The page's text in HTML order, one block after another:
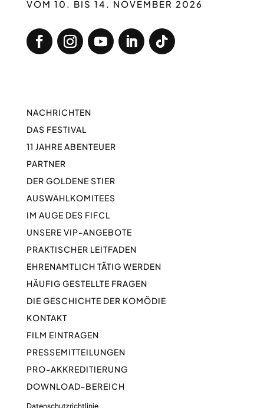
VOM 10. BIS 14. NOVEMBER 2026
NACHRICHTEN
DAS FESTIVAL
11 JAHRE ABENTEUER
PARTNER
DER GOLDENE STIER
AUSWAHLKOMITEES
IM AUGE DES FIFCL
UNSERE VIP-ANGEBOTE
PRAKTISCHER LEITFADEN
EHRENAMTLICH TÄTIG WERDEN
HÄUFIG GESTELLTE FRAGEN
DIE GESCHICHTE DER KOMÖDIE
KONTAKT
FILM EINTRAGEN
PRESSEMITTEILUNGEN
PRO-AKKREDITIERUNG
DOWNLOAD-BEREICH
Datenschutzrichtlinie